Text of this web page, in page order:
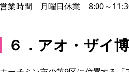
営業時間 月曜日休業 8:00～
６．アオ・ザイ